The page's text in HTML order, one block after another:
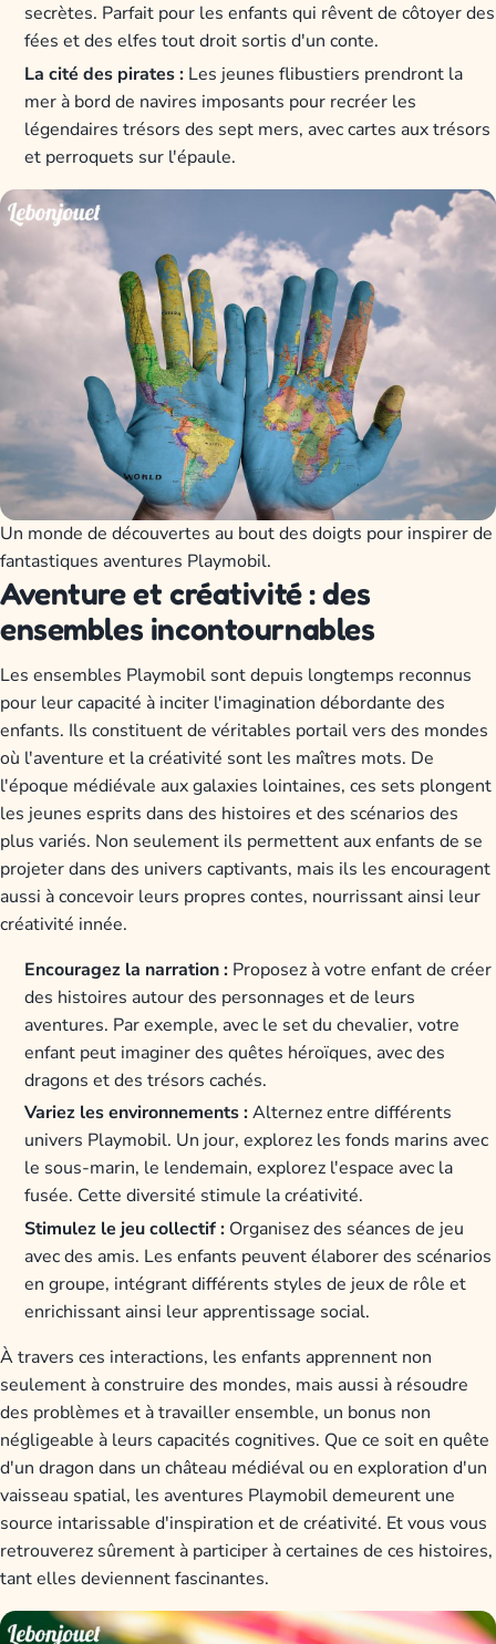
secrètes. Parfait pour les enfants qui rêvent de côtoyer des
fées et des elfes tout droit sortis d'un conte.
La cité des pirates : Les jeunes flibustiers prendront la
mer à bord de navires imposants pour recréer les
légendaires trésors des sept mers, avec cartes aux trésors
et perroquets sur l'épaule.
Un monde de découvertes au bout des doigts pour inspirer de
fantastiques aventures Playmobil.
Aventure et créativité : des
ensembles incontournables
Les ensembles Playmobil sont depuis longtemps reconnus
pour leur capacité à inciter l'imagination débordante des
enfants. Ils constituent de véritables portail vers des mondes
où l'aventure et la créativité sont les maîtres mots. De
l'époque médiévale aux galaxies lointaines, ces sets plongent
les jeunes esprits dans des histoires et des scénarios des
plus variés. Non seulement ils permettent aux enfants de se
projeter dans des univers captivants, mais ils les encouragent
aussi à concevoir leurs propres contes, nourrissant ainsi leur
créativité innée.
Encouragez la narration : Proposez à votre enfant de créer
des histoires autour des personnages et de leurs
aventures. Par exemple, avec le set du chevalier, votre
enfant peut imaginer des quêtes héroïques, avec des
dragons et des trésors cachés.
Variez les environnements :Alternez entre différents
univers Playmobil. Un jour, explorez les fonds marins avec
le sous-marin, le lendemain, explorez l'espace avec la
fusée. Cette diversité stimule la créativité.
Stimulez le jeu collectif : Organisez des séances de jeu
avec des amis. Les enfants peuvent élaborer des scénarios
en groupe, intégrant différents styles de jeux de rôle et
enrichissant ainsi leur apprentissage social.
À travers ces interactions, les enfants apprennent non
seulement à construire des mondes, mais aussi à résoudre
des problèmes et à travailler ensemble, un bonus non
négligeable à leurs capacités cognitives. Que ce soit en quête
d'un dragon dans un château médiéval ou en exploration d'un
vaisseau spatial, les aventures Playmobil demeurent une
source intarissable d'inspiration et de créativité. Et vous vous
retrouverez sûrement à participer à certaines de ces histoires,
tant elles deviennent fascinantes.